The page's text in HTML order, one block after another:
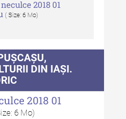
I (2023)
II (2024)
III (2025)
2018 01
( Size: 6 Mo)
DIN IAȘI.
2018 01
6 Mo)